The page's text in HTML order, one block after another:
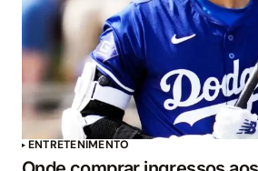
ENTRETENIMENTO